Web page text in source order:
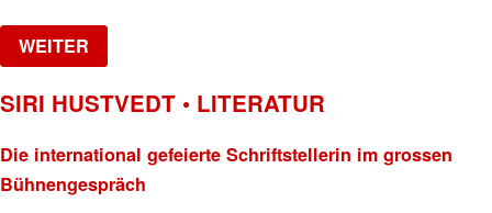
WEITER
SIRI HUSTVEDT • LITERATUR
Die international gefeierte Schriftstellerin im grossen
Bühnengespräch